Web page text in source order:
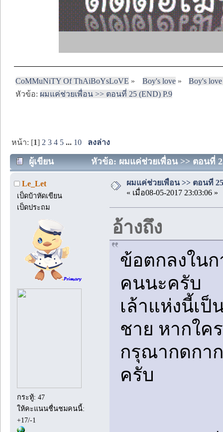
CoMMuNiTY Of ThAiBoYsLoVE » Boy's love»
Boy's
หัวข้อ: ผมแค่ช่วยเพื่อน >> ตอนที่ 25 (END) P.9
หน้า: [1] 2 3 4 5 ... 10 ลงล่าง
ผู้เขียน หัวข้อ: ผมแค่ช่วยเพื่อน >> ตอนที่
Le_Let
เป็ดบ้าหัดเขียน
เป็ดประถม
กระทู้: 47
ให้คะแนนชื่นชมคนนี้:
+17/-1
ผมแค่ช่วยเพื่อน >> ตอนที่ 25
« เมื่อ08-05-2017 23:03:06 »
อ้างถึง
ข้อตกลงใน
คนนะครับ
เล้าแห่งนี้เ
ชาย หากใค
กรุณากดกา
ครับ